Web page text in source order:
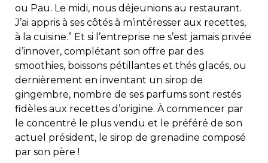
ou Pau. Le midi, nous déjeunions au restaurant.
J’ai appris à ses côtés à m’intéresser aux recettes,
à la cuisine.” Et si l’entreprise ne s’est jamais privée
d’innover, complétant son offre par des
smoothies, boissons pétillantes et thés glacés, ou
dernièrement en inventant un sirop de
gingembre, nombre de ses parfums sont restés
fidèles aux recettes d’origine. À commencer par
le concentré le plus vendu et le préféré de son
actuel président, le sirop de grenadine composé
par son père !